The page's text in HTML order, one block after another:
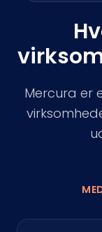
Mercura er